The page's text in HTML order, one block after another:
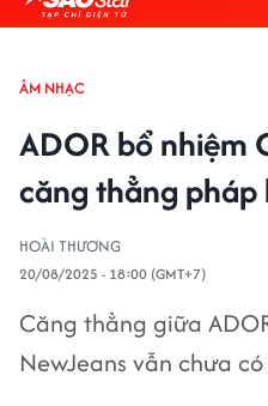
ÂM NHẠC
ADOR bổ nhiệm
căng thẳng pháp
HOÀI THƯƠNG
20/08/2025 - 18:00 (GMT+7)
Căng thẳng giữa
NewJeans vẫn chưa